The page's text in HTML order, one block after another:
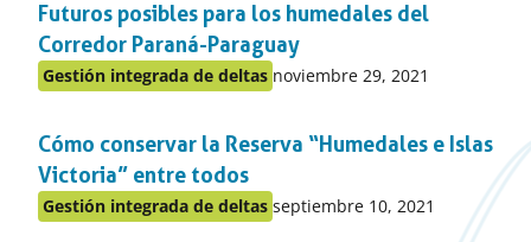
el
apartado
Futuros posibles para los humedales del
Corredor Paraná-Paraguay
Publicado
el
apartado
Gestión integrada de deltas Publicado
noviembre 29, 2021
Cómo conservar la Reserva “Humedales e Islas
Victoria” entre todos
Publicado
Gestión integrada de deltas Publicado
septiembre 10, 2021